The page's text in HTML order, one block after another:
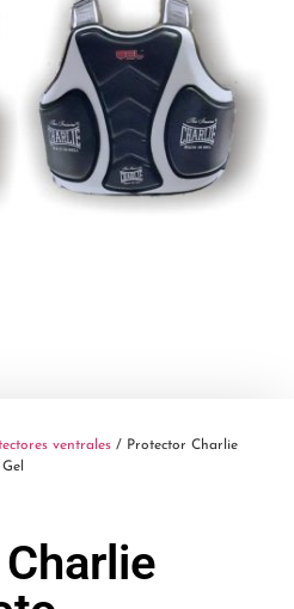
ventrales / Protector Charlie